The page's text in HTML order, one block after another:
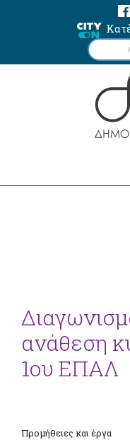
ανάθεση
1ου ΕΠΑΛ
Προμήθειες και έργα